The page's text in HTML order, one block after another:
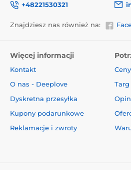
+48221530321
Znajdziesz nas również na:
Więcej informacji
Kontakt
O nas - Deeplove
Dyskretna przesyłka
Kupony podarunkowe
Reklamacje i zwroty